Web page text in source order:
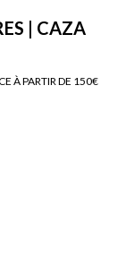
| CAZA
À PARTIR DE 150€